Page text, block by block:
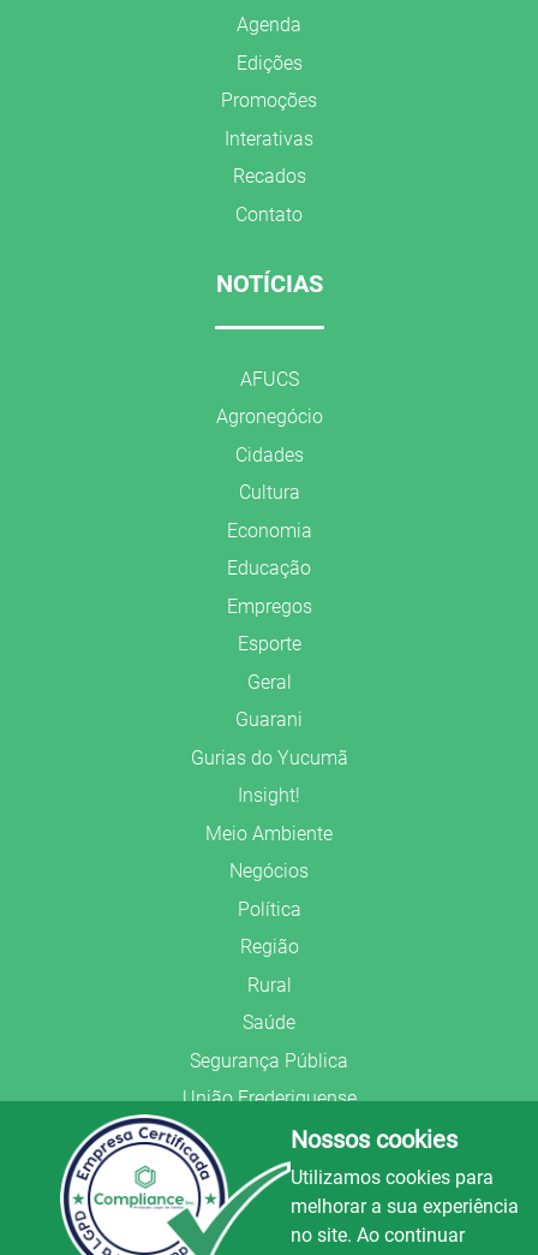
Agenda
Edições
Promoções
Interativas
Recados
Contato
NOTÍCIAS
AFUCS
Agronegócio
Cidades
Cultura
Economia
Educação
Empregos
Esporte
Geral
Guarani
Gurias do Yucumã
Insight!
Meio Ambiente
Negócios
Política
Região
Rural
Saúde
Segurança Pública
União Frederiquense
© Copyright 2022.LA+.
Nossos cookies
Utilizamos cookies para
melhorar a sua experiência
no site. Ao continuar